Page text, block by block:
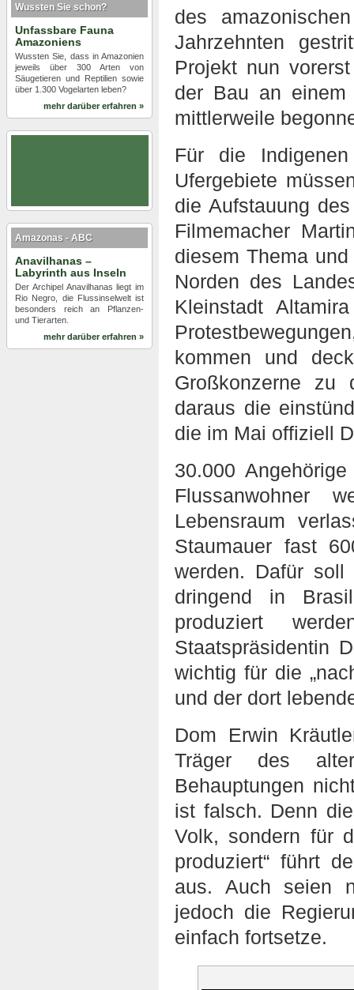
des
Jahrzehnten
Projekt nun
der Bau an einem
mittlerweile
Für die
Ufergebiete
die Aufstauung
Filmemacher
diesem Thema
Norden des
Kleinstadt
kommen und
Großkonzerne zu
daraus die
die im Mai offiziell
30.000
Flussanwohner
Lebensraum
Staumauer fast
werden. Dafür
dringend in
produziert
Staatspräsidentin
wichtig für die
und der dort
Dom Erwin
Träger des
Behauptungen
ist falsch. Denn
Volk, sondern für
produziert“ führt
aus. Auch seien
jedoch die
einfach fortsetze.
Wussten Sie schon?
Unfassbare Fauna
Amazoniens
Wussten Sie, dass in Amazonien
jeweils über 300 Arten von
Säugetieren und Reptilien sowie
über 1.300 Vogelarten leben?
mehr darüber erfahren »
Amazonas - ABC
Anavilhanas –
Labyrinth aus Inseln
Der Archipel Anavilhanas liegt im
Rio Negro, die Flussinselwelt ist
besonders reich an Pflanzen-
und Tierarten.
mehr darüber erfahren »